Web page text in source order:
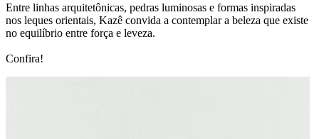
Entre linhas arquitetônicas, pedras luminosas e formas inspiradas
nos leques orientais, Kazê convida a contemplar a beleza que existe
no equilíbrio entre força e leveza.
Confira!